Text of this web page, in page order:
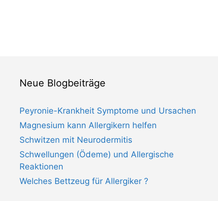
Neue Blogbeiträge
Peyronie-Krankheit Symptome und Ursachen
Magnesium kann Allergikern helfen
Schwitzen mit Neurodermitis
Schwellungen (Ödeme) und Allergische
Reaktionen
Welches Bettzeug für Allergiker ?